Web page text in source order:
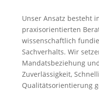
Unser Ansatz besteht
praxisorientierten
wissenschaftlich
Sachverhalts. Wir
Mandatsbeziehung
Zuverlässigkeit,
Qualitätsorientierung